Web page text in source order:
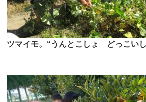
ツマイモ。“うんとこしょ どっこい